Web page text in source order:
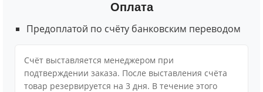
Оплата
Предоплатой по счёту банковским переводом
Cчёт выставляется менеджером при
подтверждении заказа. После выставления счёта
товар резервируется на 3 дня. В течение этого